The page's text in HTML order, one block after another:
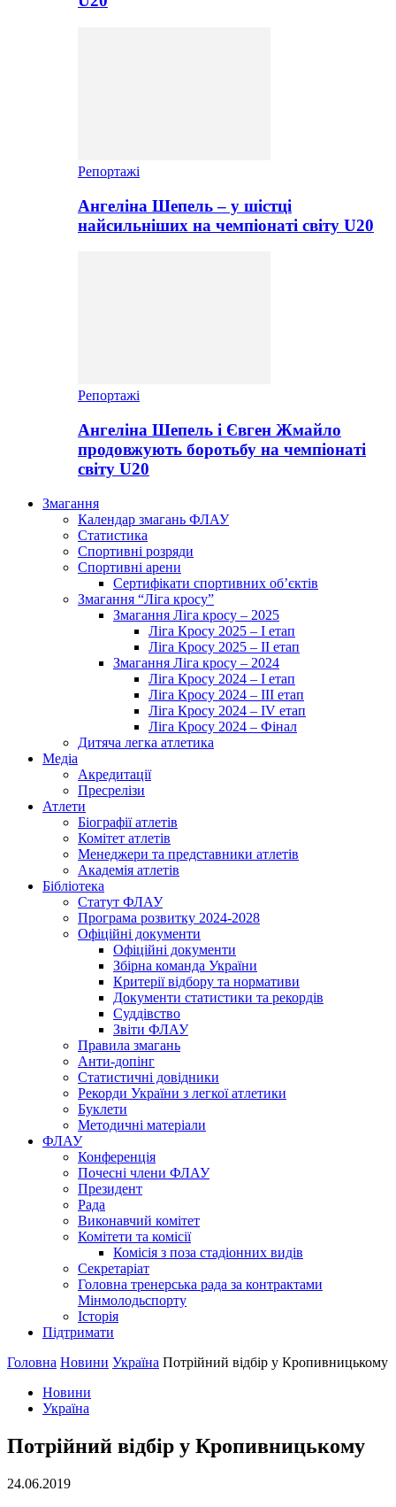
Репортажі
Ангеліна Шепель – у шістці
найсильніших на чемпіонаті світу U20
Репортажі
Ангеліна Шепель і Євген Жмайло
продовжують боротьбу на чемпіонаті
світу U20
Змагання
Календар змагань ФЛАУ
Статистика
Спортивні розряди
Спортивні арени
Сертифікати спортивних об’єктів
Змагання “Ліга кросу”
Змагання Ліга кросу – 2025
Ліга Кросу 2025 – I етап
Ліга Кросу 2025 – II етап
Змагання Ліга кросу – 2024
Ліга Кросу 2024 – I етап
Ліга Кросу 2024 – III етап
Ліга Кросу 2024 – IV етап
Ліга Кросу 2024 – Фінал
Дитяча легка атлетика
Медіа
Акредитації
Пресрелізи
Атлети
Біографії атлетів
Комітет атлетів
Менеджери та представники атлетів
Академія атлетів
Бібліотека
Статут ФЛАУ
Програма розвитку 2024-2028
Офіційні документи
Офіційні документи
Збірна команда України
Критерії відбору та нормативи
Документи статистики та рекордів
Суддівство
Звіти ФЛАУ
Правила змагань
Анти-допінг
Статистичні довідники
Рекорди України з легкої атлетики
Буклети
Методичні матеріали
ФЛАУ
Конференція
Почесні члени ФЛАУ
Президент
Рада
Виконавчий комітет
Комітети та комісії
Комісія з поза стадіонних видів
Секретаріат
Головна тренерська рада за контрактами
Мінмолодьспорту
Історія
Підтримати
Головна Новини Україна Потрійний відбір у Кропивницькому
Новини
Україна
Потрійний відбір у Кропивницькому
24.06.2019